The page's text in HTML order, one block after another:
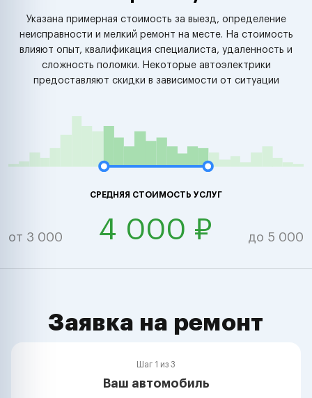
Указана примерная стоимость за выезд, определение
неисправности и мелкий ремонт на месте. На стоимость
влияют опыт, квалификация специалиста, удаленность и
сложность поломки. Некоторые автоэлектрики
предоставляют скидки в зависимости от ситуации
СРЕДНЯЯ СТОИМОСТЬ УСЛУГ
от 3 000 4 000 ₽ до 5 000
Заявка на ремонт
Шаг 1 из 3
Ваш автомобиль